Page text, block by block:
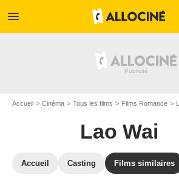
menu
Accueil Cinéma Tous les films Films Romance
Lao Wai
Accueil Casting Films similaires